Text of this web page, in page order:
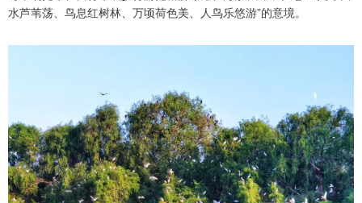
水芦苇荡、鸟息红树林、万顷荷色美、人鸟乐悠游”的意境。